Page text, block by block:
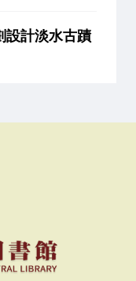
設計淡水古蹟